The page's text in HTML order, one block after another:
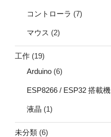
コントローラ (7)
マウス (2)
工作 (19)
Arduino (6)
ESP8266 / ESP32 搭載機
液晶 (1)
未分類 (6)